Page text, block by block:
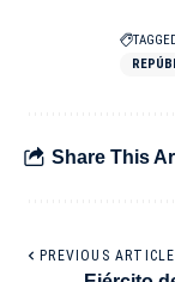
Share This
PREVIOUS ARTICLE